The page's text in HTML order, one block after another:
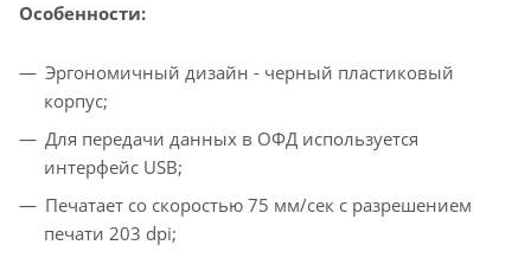
Особенности:
Эргономичный дизайн - черный пластиковый
корпус;
Для передачи данных в ОФД используется
интерфейс USB;
Печатает со скоростью 75 мм/сек с разрешением
печати 203 dpi;